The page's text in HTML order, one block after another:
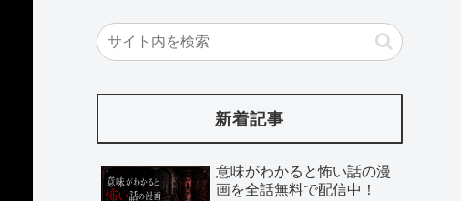
新着記事
意味がわかると怖い話の漫
画を全話無料で配信中！